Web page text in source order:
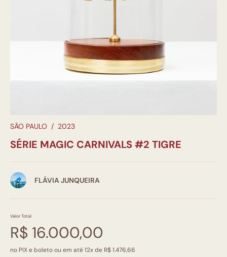
SÃO PAULO / 2023
SÉRIE MAGIC CARNIVALS #2 TIGRE
FLÁVIA JUNQUEIRA
Valor Total
R$ 16.000,00
no PIX e boleto ou em até 12x de R$ 1.476,66